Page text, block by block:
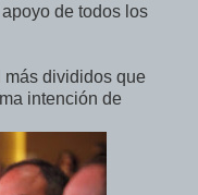
de todos los
divididos que
intención de